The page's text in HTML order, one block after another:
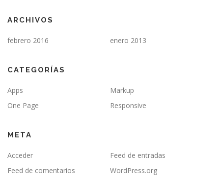
ARCHIVOS
febrero 2016 enero 2013
CATEGORÍAS
Apps
Markup
One Page
Responsive
META
Acceder
Feed de entradas
Feed de comentarios
WordPress.org